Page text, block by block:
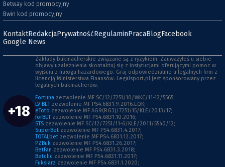
Betway kod promocyjny
Bwin kod promocyjny
KontaktRedakcjaPrywatnośćRegulaminPracaBlogFacebook
Google News
+18
Zakłady bukmacherskie związane są z ryzykiem. Zauważyłeś u siebie
objawy uzależnienia skontaktuj się z instytucjami oferującymi pomoc w
wyjściu z nałogu hazardowego. Graj odpowiedzialnie u legalnych firm z
licencją Ministerstwa Finansów. Legalsport.pl jest sponsorowany przez
legalnych bukmacherów.
Fortuna zezwolenie MF SC/12/7251/10/WKC/11-12/5565;
LV BET zezwolenie MF PS4.6831.9.2016.EQK;
eToto zezwolenie MF AG9(RG3)/7251/15/KLE/2013/17;
forBET zezwolenie MF PS4.6831.10.2016;
STS zezwolenie MF SC/12/7251/11-6/KLE/2011/5540/12;
SuperBet zezwolenie MF PS4.6831.4.2017;
TOTALbet zezwolenie MF PS4.6831.12.2017;
PZBuk zezwolenie MF PS4.6831.26.2017;
BetFan zezwolenie MF PS4.6831.3.2018;
Betclic zezwolenie MF PS4.6831.11.2017;
Fuksiarz zezwolenie MF PS4.6831.1.2020;